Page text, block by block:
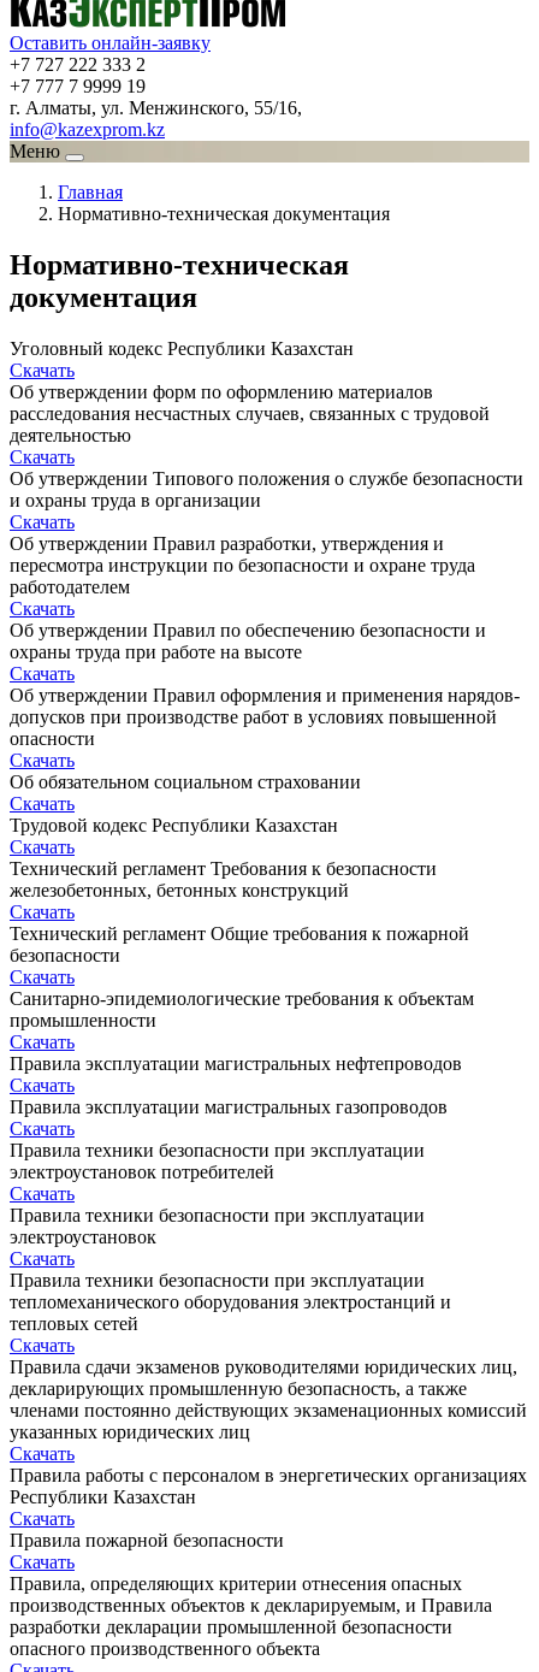
Оставить онлайн-заявку
+7 727 222 333 2
+7 777 7 9999 19
г. Алматы, ул. Менжинского, 55/16,
info@kazexprom.kz
Меню
Главная
Нормативно-техническая документация
Нормативно-техническая
документация
Уголовный кодекс Республики Казахстан
Скачать
Об утверждении форм по оформлению материалов
расследования несчастных случаев, связанных с трудовой
деятельностью
Скачать
Об утверждении Типового положения о службе безопасности
и охраны труда в организации
Скачать
Об утверждении Правил разработки, утверждения и
пересмотра инструкции по безопасности и охране труда
работодателем
Скачать
Об утверждении Правил по обеспечению безопасности и
охраны труда при работе на высоте
Скачать
Об утверждении Правил оформления и применения нарядов-
допусков при производстве работ в условиях повышенной
опасности
Скачать
Об обязательном социальном страховании
Скачать
Трудовой кодекс Республики Казахстан
Скачать
Технический регламент Требования к безопасности
железобетонных, бетонных конструкций
Скачать
Технический регламент Общие требования к пожарной
безопасности
Скачать
Санитарно-эпидемиологические требования к объектам
промышленности
Скачать
Правила эксплуатации магистральных нефтепроводов
Скачать
Правила эксплуатации магистральных газопроводов
Скачать
Правила техники безопасности при эксплуатации
электроустановок потребителей
Скачать
Правила техники безопасности при эксплуатации
электроустановок
Скачать
Правила техники безопасности при эксплуатации
тепломеханического оборудования электростанций и
тепловых сетей
Скачать
Правила сдачи экзаменов руководителями юридических лиц,
декларирующих промышленную безопасность, а также
членами постоянно действующих экзаменационных комиссий
указанных юридических лиц
Скачать
Правила работы с персоналом в энергетических организациях
Республики Казахстан
Скачать
Правила пожарной безопасности
Скачать
Правила, определяющих критерии отнесения опасных
производственных объектов к декларируемым, и Правила
разработки декларации промышленной безопасности
опасного производственного объекта